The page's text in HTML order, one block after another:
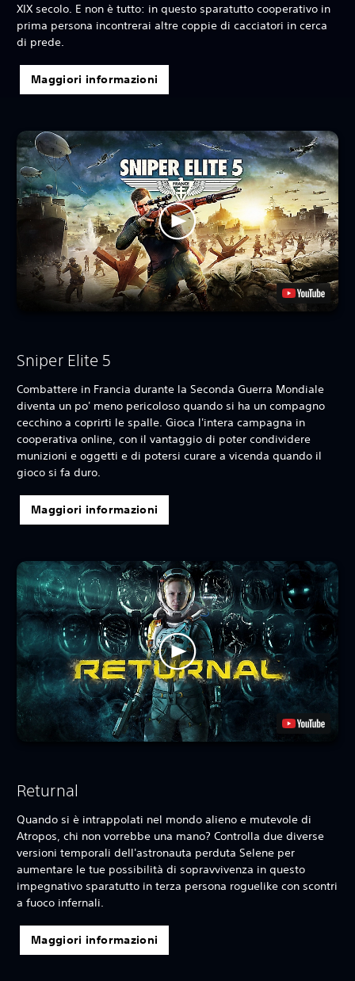
XIX secolo. E non è tutto: in questo sparatutto cooperativo in
prima persona incontrerai altre coppie di cacciatori in cerca
di prede.
Maggiori informazioni
Sniper Elite 5
Combattere in Francia durante la Seconda Guerra Mondiale
diventa un po' meno pericoloso quando si ha un compagno
cecchino a coprirti le spalle. Gioca l'intera campagna in
cooperativa online, con il vantaggio di poter condividere
munizioni e oggetti e di potersi curare a vicenda quando il
gioco si fa duro.
Maggiori informazioni
Returnal
Quando si è intrappolati nel mondo alieno e mutevole di
Atropos, chi non vorrebbe una mano? Controlla due diverse
versioni temporali dell'astronauta perduta Selene per
aumentare le tue possibilità di sopravvivenza in questo
impegnativo sparatutto in terza persona roguelike con scontri
a fuoco infernali.
Maggiori informazioni